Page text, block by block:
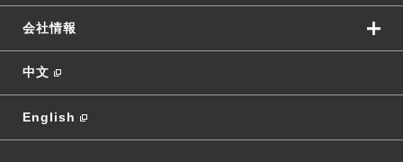
会社情報
中文
English